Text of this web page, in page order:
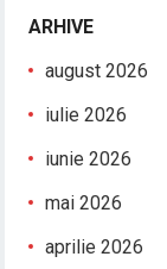
ARHIVE
august 2026
iulie 2026
iunie 2026
mai 2026
aprilie 2026